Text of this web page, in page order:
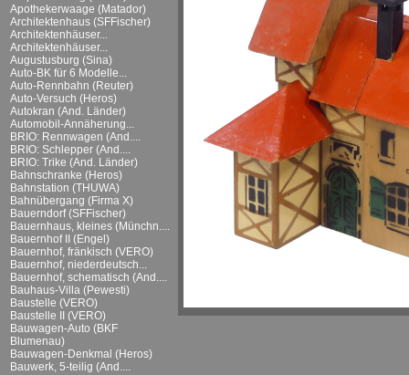
Apothekerwaage (Matador)
Architektenhaus (SFFischer)
Architektenhäuser...
Architektenhäuser...
Augustusburg (Sina)
Auto-BK für 6 Modelle...
Auto-Rennbahn (Reuter)
Auto-Versuch (Heros)
Autokran (And. Länder)
Automobil-Annäherung...
BRIO: Rennwagen (And....
BRIO: Schlepper (And....
BRIO: Trike (And. Länder)
Bahnschranke (Heros)
Bahnstation (THUWA)
Bahnübergang (Firma X)
Bauerndorf (SFFischer)
Bauernhaus, kleines (Münchn....
Bauernhof II (Engel)
Bauernhof, fränkisch (VERO)
Bauernhof, niederdeutsch...
Bauernhof, schematisch (And....
Bauhaus-Villa (Pewesti)
Baustelle (VERO)
Baustelle II (VERO)
Bauwagen-Auto (BKF
Blumenau)
Bauwagen-Denkmal (Heros)
Bauwerk, 5-teilig (And....